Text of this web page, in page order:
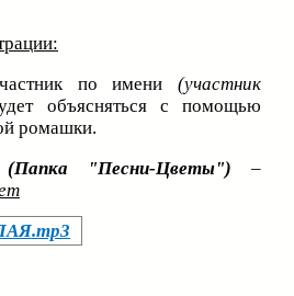
по имени (участник
объясняться с помощью
ромашки.
(Папка "Песни-Цветы") –